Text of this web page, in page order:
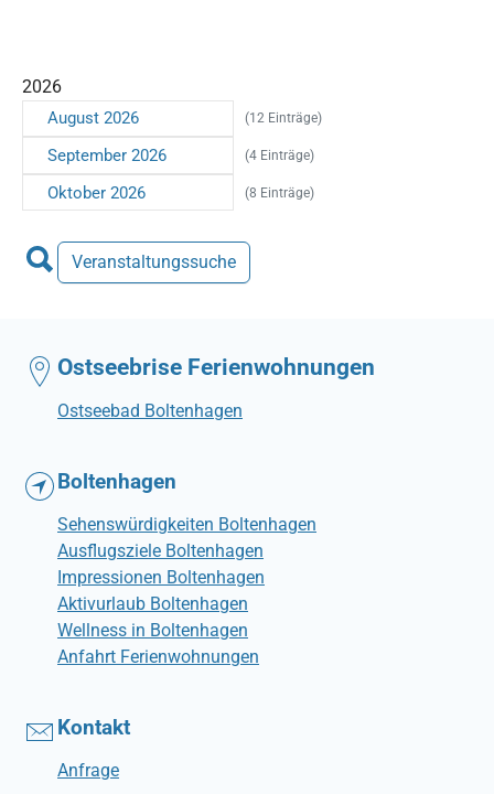
2026
August 2026 (12 Einträge)
September 2026 (4 Einträge)
Oktober 2026 (8 Einträge)
Veranstaltungssuche
Ostseebrise Ferienwohnungen
Ostseebad Boltenhagen
Boltenhagen
Sehenswürdigkeiten Boltenhagen
Ausflugsziele Boltenhagen
Impressionen Boltenhagen
Aktivurlaub Boltenhagen
Wellness in Boltenhagen
Anfahrt Ferienwohnungen
Kontakt
Anfrage